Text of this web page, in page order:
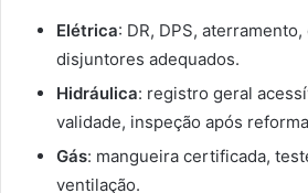
Elétrica: DR, DPS,
disjuntores adequados.
Hidráulica: registro geral
validade, inspeção após
Gás: mangueira certificada,
ventilação.